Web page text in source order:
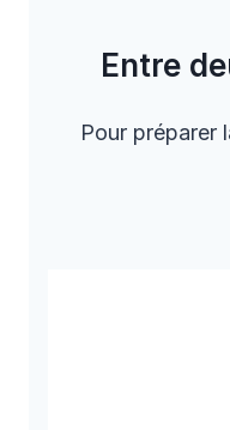
Entre
Pour préparer